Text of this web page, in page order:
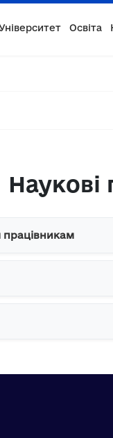
Освіта
Наукові
працівникам